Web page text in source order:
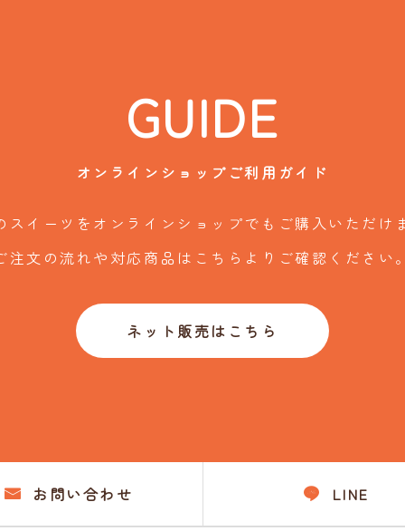
GUIDE
スイーツをオンラインショップでもご購入いただけ
注文の流れや対応商品はこちらよりご確認ください
ネット販売はこちら
お問い合わせ LINE